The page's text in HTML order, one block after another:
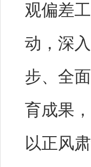
观偏差
动，深
步、全
育成果
以正风